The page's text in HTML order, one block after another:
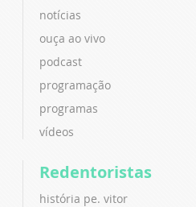
notícias
ouça ao vivo
podcast
programação
programas
vídeos
Redentoristas
história pe. vitor